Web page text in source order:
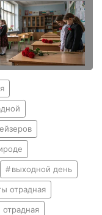
выходной день
отрадная